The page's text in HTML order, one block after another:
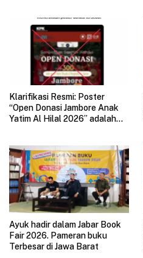
Klarifikasi Resmi: Poster
“Open Donasi Jambore Anak
Yatim Al Hilal 2026” adalah
Ayuk hadir dalam Jabar Book
Fair 2026. Pameran buku
Terbesar di Jawa Barat